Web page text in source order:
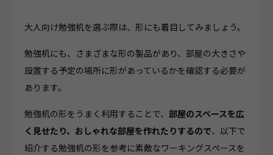
大人向け勉強机を選ぶ際は、形にも着目してみましょう。
勉強机にも、さまざまな形の製品があり、部屋の大きさや
設置する予定の場所に形があっているかを確認する必要が
あります。
勉強机の形をうまく利用することで、 部屋のスペースを広
く見せたり、おしゃれな部屋を作れたりするので、以下で
紹介する勉強机の形を参考に素敵なワーキングスペースを